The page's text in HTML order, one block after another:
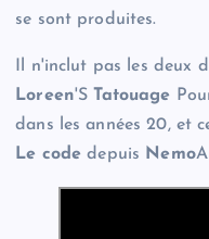
se sont produites.
Il n'inclut pas les deux
Loreen'S Tatouage
dans les années 20, et
Le code depuis Nemo